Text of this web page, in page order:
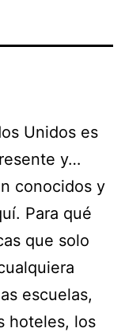
Unidos es
y…
conocidos y
Para qué
que solo
escuelas,
hoteles, los